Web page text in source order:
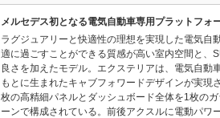
メルセデス初となる電気自動車専用プラットフォ
ラグジュアリーと快適性の理想を実現した電気自
適に過ごすことができる質感が高い室内空間と、
良さを加えたモデル。エクステリアは、電気自動
もとに生まれたキャブフォワードデザインが実現
枚の高精細パネルとダッシュボード全体を1枚の
ーンで構成されている。前後アクスルに電動パワ